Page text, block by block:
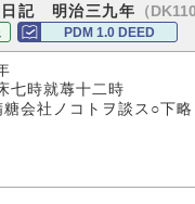
日記 明治三九年
（
PDM 1.0 DEED
時就蓐十二時
会社ノコトヲ談ス○下略